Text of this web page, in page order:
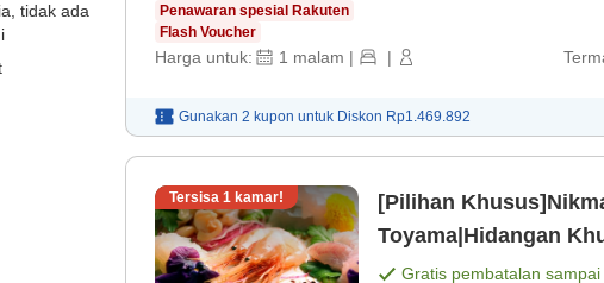
tidak ada
Penawaran spesial Rakuten
Flash Voucher
Harga untuk: 1 malam | |
Gunakan 2 kupon untuk Diskon Rp1.469.892
Tersisa 1 kamar!
[Pilihan
Toyama|Hidangan
[Sarapan]
Gratis pembatalan sampai